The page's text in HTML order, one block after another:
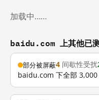
加载中……
baidu.com 上其他已
部分被屏蔽4 间歇性受扰
baidu.com 下全部